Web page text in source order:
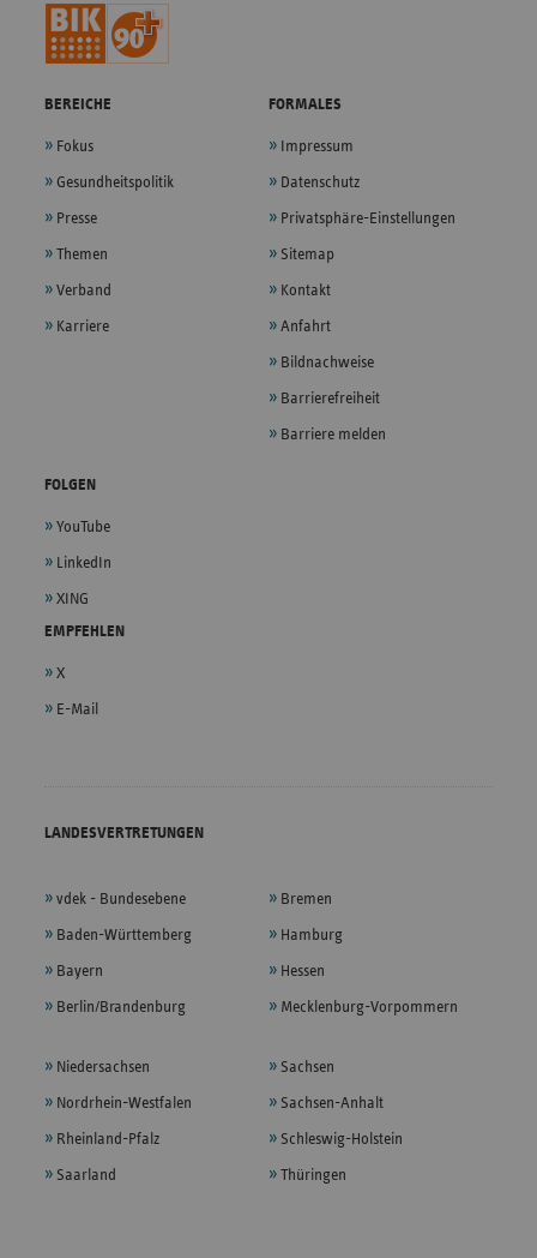
BEREICHE
Fokus
Gesundheitspolitik
Presse
Themen
Verband
Karriere
FORMALES
Impressum
Datenschutz
Privatsphäre-Einstellungen
Sitemap
Kontakt
Anfahrt
Bildnachweise
Barrierefreiheit
Barriere melden
FOLGEN
YouTube
LinkedIn
XING
EMPFEHLEN
X
E-Mail
LANDESVERTRETUNGEN
vdek - Bundesebene
Baden-Württemberg
Bayern
Berlin/Brandenburg
Bremen
Hamburg
Hessen
Mecklenburg-Vorpommern
Niedersachsen
Nordrhein-Westfalen
Rheinland-Pfalz
Saarland
Sachsen
Sachsen-Anhalt
Schleswig-Holstein
Thüringen